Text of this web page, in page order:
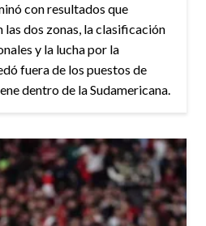
con resultados que
dos zonas, la clasificación
y la lucha por la
fuera de los puestos de
dentro de la Sudamericana.